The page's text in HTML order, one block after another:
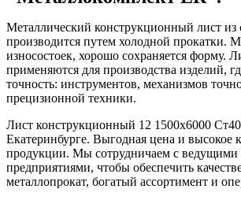
Металлический конструкционный лист
производится путем холодной прокатки.
износостоек, хорошо сохраняется форму.
применяются для производства изделий,
точность: инструментов, механизмов
прецизионной техники.
Лист конструкционный 12 1500х6000
Екатеринбурге. Выгодная цена и высокое
продукции. Мы сотрудничаем с ведущими
предприятиями, чтобы обеспечить
металлопрокат, богатый ассортимент и